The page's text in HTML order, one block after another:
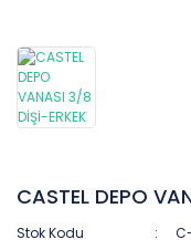
CASTEL DEPO
Stok Kodu